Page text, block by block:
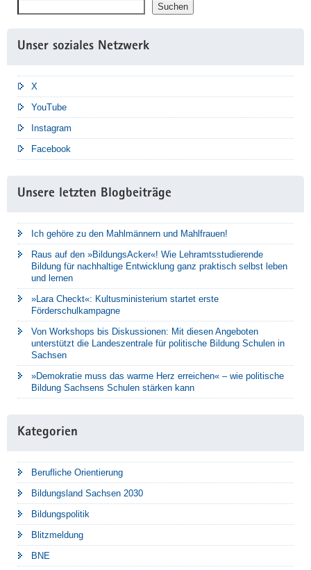
Suchen
Unser soziales Netzwerk
X
YouTube
Instagram
Facebook
Unsere letzten Blogbeiträge
Ich gehöre zu den Mahlmännern und Mahlfrauen!
Raus auf den »BildungsAcker«! Wie Lehramtsstudierende
Bildung für nachhaltige Entwicklung ganz praktisch selbst leben
und lernen
»Lara Checkt«: Kultusministerium startet erste
Förderschulkampagne
Von Workshops bis Diskussionen: Mit diesen Angeboten
unterstützt die Landeszentrale für politische Bildung Schulen in
Sachsen
»Demokratie muss das warme Herz erreichen« – wie politische
Bildung Sachsens Schulen stärken kann
Kategorien
Berufliche Orientierung
Bildungsland Sachsen 2030
Bildungspolitik
Blitzmeldung
BNE